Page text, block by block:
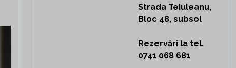
Strada Teiuleanu,
Bloc 48, subsol
Rezervări la tel.
0741 068 681